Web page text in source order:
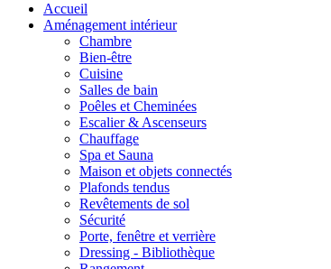
Accueil
Aménagement intérieur
Chambre
Bien-être
Cuisine
Salles de bain
Poêles et Cheminées
Escalier & Ascenseurs
Chauffage
Spa et Sauna
Maison et objets connectés
Plafonds tendus
Revêtements de sol
Sécurité
Porte, fenêtre et verrière
Dressing - Bibliothèque